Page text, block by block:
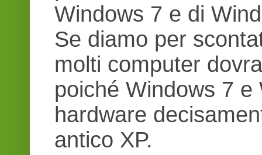
Windows 7 e di
Se diamo per
molti computer
poiché Windows 7
hardware
antico XP.